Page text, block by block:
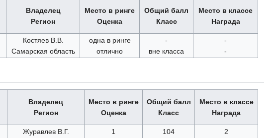
Владелец
Регион
Место в ринге
Оценка
Общий балл
Класс
Место в классе
Награда
Костяев В.В.
Самарская область
одна в ринге
отлично
-
вне класса
-
-
Владелец
Регион
Место в ринге
Оценка
Общий балл
Класс
Место в классе
Награда
Журавлев В.Г.
1
104
2